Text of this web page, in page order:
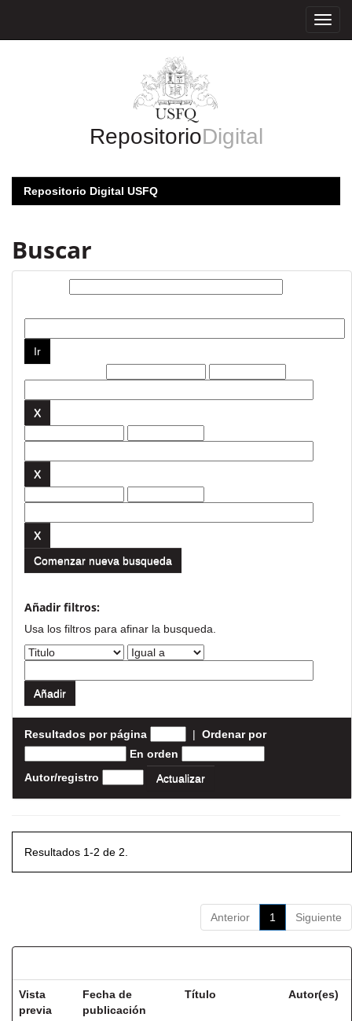
RepositorioDigital
Repositorio Digital USFQ
Buscar
Comenzar nueva busqueda
Añadir filtros:
Usa los filtros para afinar la busqueda.
Resultados por página | Ordenar por
En orden
Autor/registro
Resultados 1-2 de 2.
Anterior 1 Siguiente
Vista
previa
Fecha de
publicación
Título Autor(es)